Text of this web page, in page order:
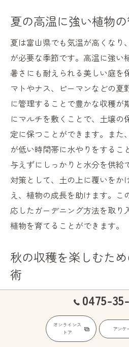
夏の高温に強い植物
夏は富山県でも気温が高くなり
が必要な季節です。高温に強い
暑さにも耐えられる美しい庭を
マトやナス、ピーマンなどの夏
に管理することで豊かな収穫が
にマルチを敷くことで、土壌の
定に保つことができます。また
が低い時間帯に水やりをするこ
与えずにしっかりと水分を供給
対策として、土の上に覆いをか
え、植物の成長を助けます。こ
応したガーデニング方法を取り
植物を育てることができます。
秋の収穫を楽しむた
術
秋は富山県のガーデニングにお
を提供してくれます。富山県の
粘土質土が混ざり合った特徴を
0475-
オンラインス
トア
アンケ